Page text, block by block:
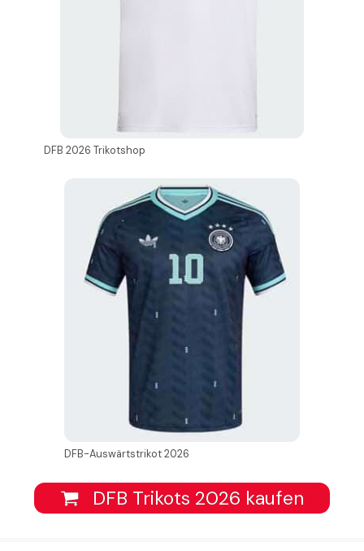
DFB 2026 Trikotshop
DFB-Auswärtstrikot 2026
DFB Trikots 2026 kaufen